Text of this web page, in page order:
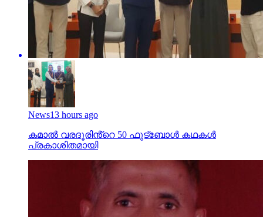
News13 hours ago
കമാൽ വരദൂരിൻ്റെ 50 ഫുട്ബോൾ കഥകൾ
പ്രകാശിതമായി